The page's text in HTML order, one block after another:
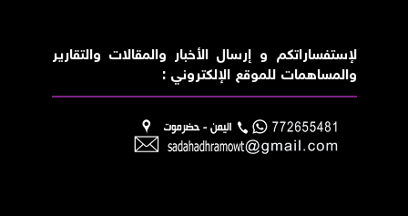
لإستفساراتكم و إرسال الأخبار والمقالات والتقارير
والمساهمات للموقع الإلكتروني :